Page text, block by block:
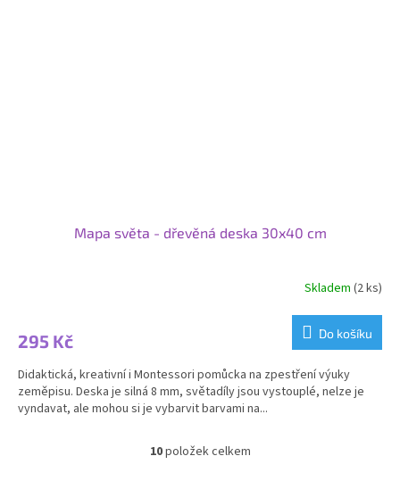
Mapa světa - dřevěná deska 30x40 cm
Skladem (2 ks)
295 Kč Do košíku
Didaktická, kreativní i Montessori pomůcka na zpestření výuky
zeměpisu. Deska je silná 8 mm, světadíly jsou vystouplé, nelze je
vyndavat, ale mohou si je vybarvit barvami na...
O
10položek celkem